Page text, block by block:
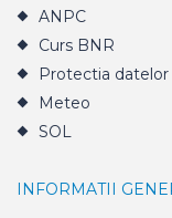
ANPC
Curs BNR
Protectia datelor
Meteo
SOL
INFORMATII